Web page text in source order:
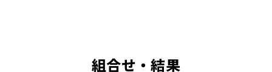
組合せ・結果